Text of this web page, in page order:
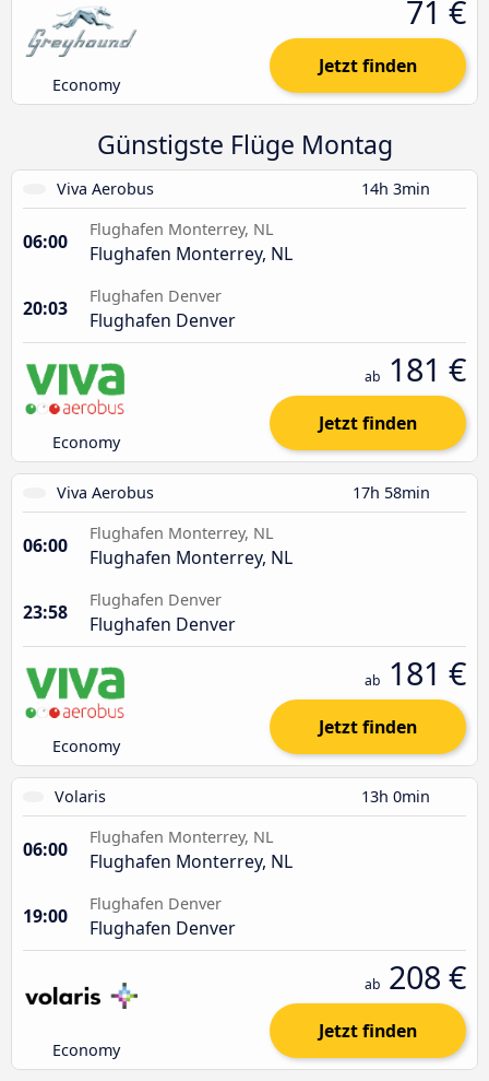
Economy
71 €
Jetzt finden
Günstigste Flüge Montag
Viva Aerobus 14h 3min
06:00
Flughafen Monterrey, NL
Flughafen Monterrey, NL
20:03
Flughafen Denver
Flughafen Denver
Economy
ab 181 €
Jetzt finden
Viva Aerobus 17h 58min
06:00
Flughafen Monterrey, NL
Flughafen Monterrey, NL
23:58
Flughafen Denver
Flughafen Denver
Economy
ab 181 €
Jetzt finden
Volaris 13h 0min
06:00
Flughafen Monterrey, NL
Flughafen Monterrey, NL
19:00
Flughafen Denver
Flughafen Denver
Economy
ab 208 €
Jetzt finden